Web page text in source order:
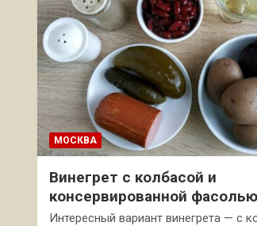
МОСКВА
Винегрет с колбасой и
консервированной фасолью
Интересный вариант винегрета — с